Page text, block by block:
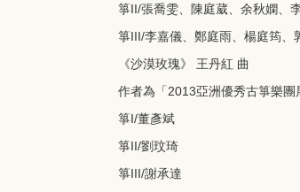
箏II/張喬雯、陳庭葳、余秋嫻、
箏III/李嘉儀、鄭庭雨、楊庭筠、
《沙漠玫瑰》 王丹紅 曲
作者為「2013亞洲優秀古箏樂團
箏I/董彥斌
箏II/劉玟琦
箏III/謝承達